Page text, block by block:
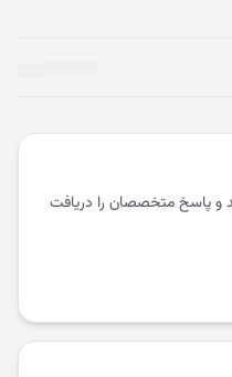
و پاسخ متخصصان را دریافت